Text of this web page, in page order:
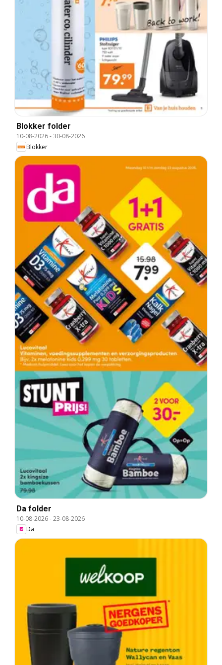
Blokker folder
10-08-2026-30-08-2026
Blokker
Da folder
10-08-2026-23-08-2026
Da